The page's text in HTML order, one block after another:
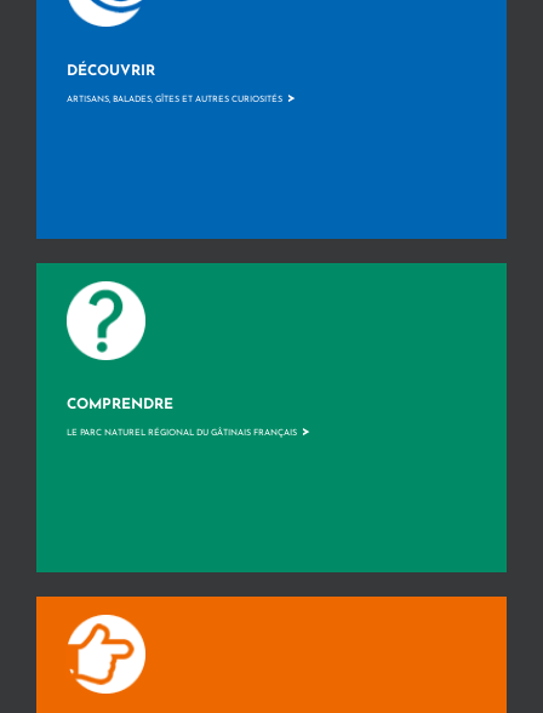
DÉCOUVRIR
ARTISANS, BALADES, GÎTES ET AUTRES CURIOSITÉS >
COMPRENDRE
LE PARC NATUREL RÉGIONAL DU GÂTINAIS FRANÇAIS >